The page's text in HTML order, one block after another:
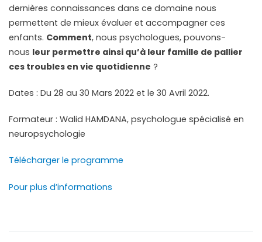
dernières connaissances dans ce domaine nous
permettent de mieux évaluer et accompagner ces
enfants. Comment, nous psychologues, pouvons-
nous leur permettre ainsi qu’à leur famille de pallier
ces troubles en vie quotidienne ?
Dates : Du 28 au 30 Mars 2022 et le 30 Avril 2022.
Formateur : Walid HAMDANA, psychologue spécialisé en
neuropsychologie
Télécharger le programme
Pour plus d’informations